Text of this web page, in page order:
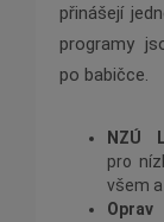
přinášejí
programy
po babičce.
NZÚ
pro
všem